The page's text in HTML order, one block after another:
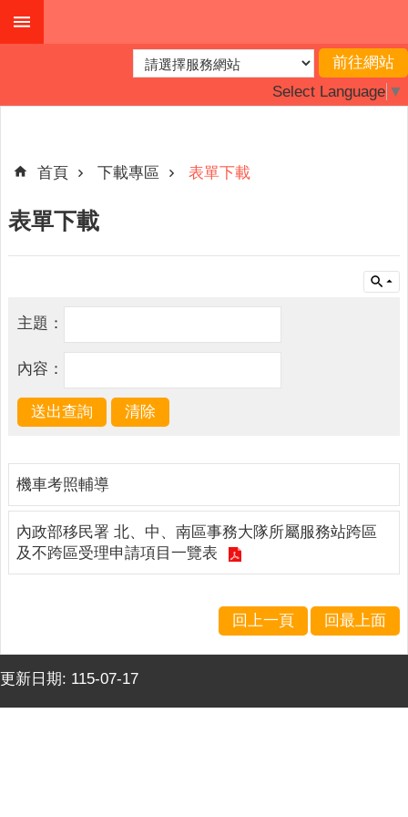
跳到主要內容區塊
搜
最
新
消
主
題
區
載
區
諮
詢
服
務
網
站
結
Select Language ▼
首頁 下載專區 表單下載
表單下載
主題：
內容：
機車考照輔導
內政部移民署 北、中、南區事務大隊所屬服務站跨區
及不跨區受理申請項目一覽表
回上一頁 回最上面
更新日期: 115-07-17